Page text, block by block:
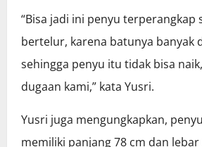
“Bisa jadi ini penyu terperangkap
bertelur, karena batunya banyak
sehingga penyu itu tidak bisa
dugaan kami,” kata Yusri.
Yusri juga mengungkapkan,
memiliki panjang 78 cm dan